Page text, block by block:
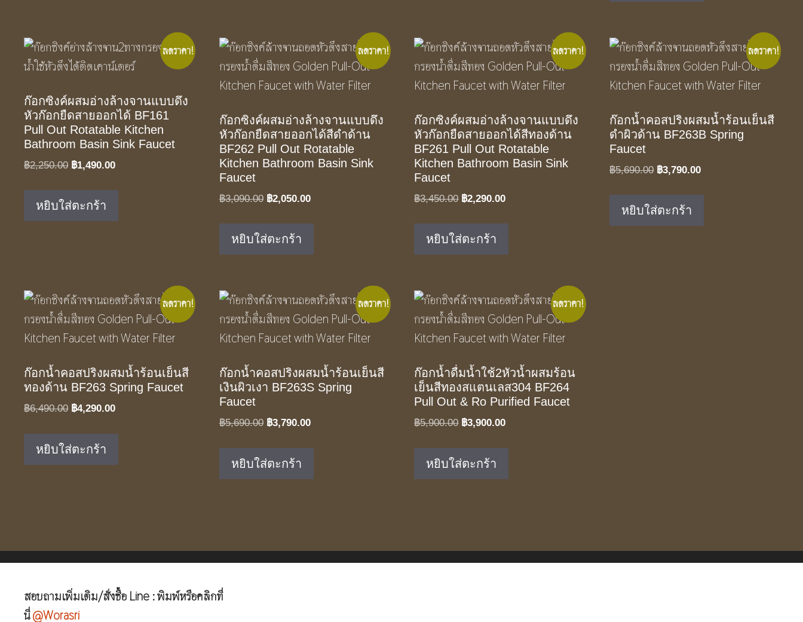
ลดราคา!
ก๊อกซิงค์ผสมอ่างล้างจานแบบดึง
หัวก๊อกยืดสายออกได้ BF161
Pull Out Rotatable Kitchen
Bathroom Basin Sink Faucet
฿2,250.00 Original
฿2,250.00.
฿1,490.00Current
หยิบใส่ตะกร้า
ลดราคา!
ก๊อกซิงค์ผสมอ่างล้างจานแบบดึง
หัวก๊อกยืดสายออกได้สีดำด้าน
BF262 Pull Out Rotatable
Kitchen Bathroom Basin Sink
Faucet
฿3,090.00 Original
฿3,090.00.
฿2,050.00Current
หยิบใส่ตะกร้า
ลดราคา!
ก๊อกซิงค์ผสมอ่างล้างจานแบบดึง
หัวก๊อกยืดสายออกได้สีทองด้าน
BF261 Pull Out Rotatable
Kitchen Bathroom Basin Sink
Faucet
฿3,450.00 Original
฿3,450.00.
฿2,290.00Current
หยิบใส่ตะกร้า
ลดราคา!
ก๊อกน้ำคอสปริงผสมน้ำร้อนเย็นสี
ดำผิวด้าน BF263B Spring
Faucet
฿5,690.00 Original
฿5,690.00.
฿3,790.00Current
หยิบใส่ตะกร้า
ลดราคา!
ก๊อกน้ำคอสปริงผสมน้ำร้อนเย็นสี
ทองด้าน BF263 Spring Faucet
฿6,490.00 Original
฿6,490.00.
฿4,290.00Current
หยิบใส่ตะกร้า
ลดราคา!
ก๊อกน้ำคอสปริงผสมน้ำร้อนเย็นสี
เงินผิวเงา BF263S Spring
Faucet
฿5,690.00 Original
฿5,690.00.
฿3,790.00Current
หยิบใส่ตะกร้า
ลดราคา!
ก๊อกน้ำดื่มน้ำใช้2หัวน้ำผสมร้อน
เย็นสีทองสแตนเลส304 BF264
Pull Out & Ro Purified Faucet
฿5,900.00 Original
฿5,900.00.
฿3,900.00Current
หยิบใส่ตะกร้า
สอบถามเพิ่มเติม/สั่งซื้อ Line : พิมพ์หรือคลิกที่
นี่@Worasri